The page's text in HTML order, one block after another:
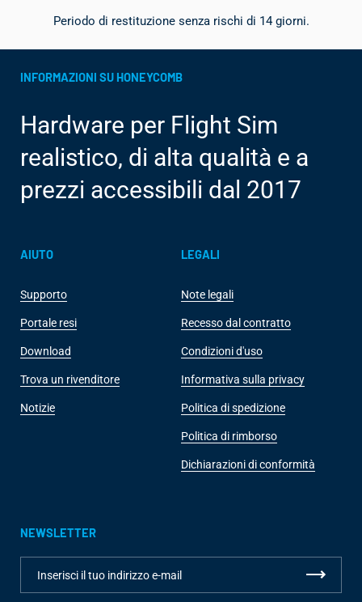
Periodo di restituzione senza rischi di 14 giorni.
INFORMAZIONI SU HONEYCOMB
Hardware per Flight Sim
realistico, di alta qualità e a
prezzi accessibili dal 2017
AIUTO
Supporto
Portale resi
Download
Trova un rivenditore
Notizie
LEGALI
Note legali
Recesso dal contratto
Condizioni d'uso
Informativa sulla privacy
Politica di spedizione
Politica di rimborso
Dichiarazioni di conformità
NEWSLETTER